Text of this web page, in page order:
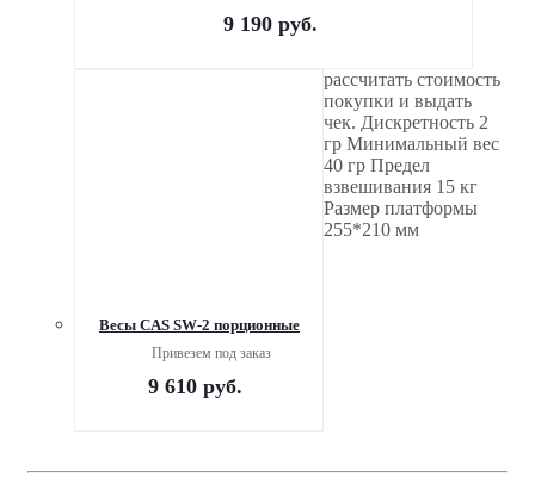
9 190руб.
Весы CAS SW-2 порционные
Привезем под заказ
9 610 руб.
рассчитать стоимость
покупки и выдать
чек. Дискретность 2
гр Минимальный вес
40 гр Предел
взвешивания 15 кг
Размер платформы
255*210 мм